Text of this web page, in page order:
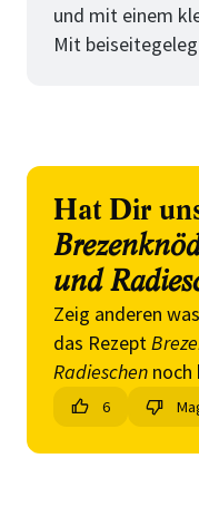
und mit einem
Mit
Hat Dir
und
Zeig anderen
das Rezept
Radieschen noch
6